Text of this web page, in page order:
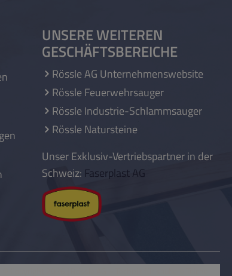
UNSERE WEITEREN
GESCHÄFTSBEREICHE
Rössle AG Unternehmenswebsite
Rössle Feuerwehrsauger
Rössle Industrie-Schlammsauger
Rössle Natursteine
Unser Exklusiv-Vertriebspartner in der
Schweiz: Faserplast AG